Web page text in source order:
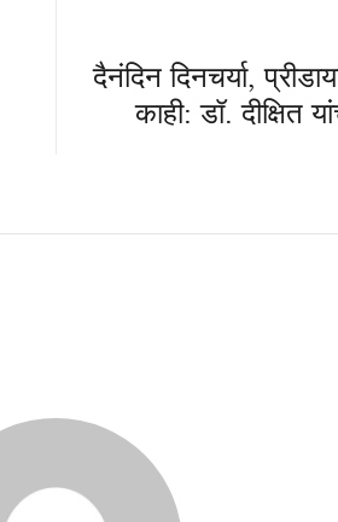
दैनंदिन दिनचर्या,
काही: डॉ. दीक्षित